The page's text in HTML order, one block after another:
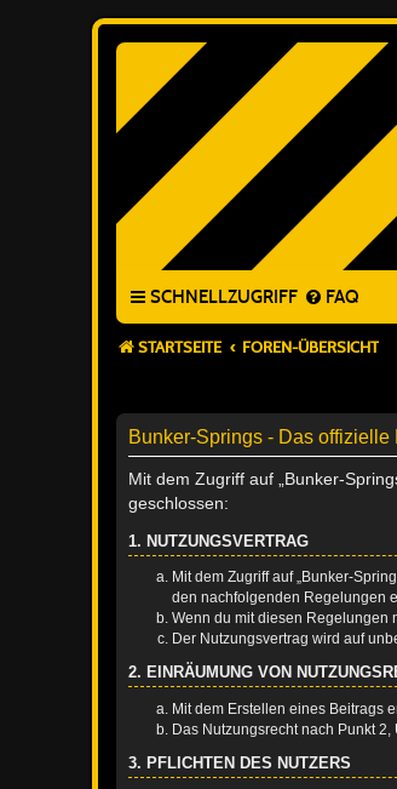
SCHNELLZUGRIFF FAQ
STARTSEITE FOREN-ÜBERSICHT
Bunker-Springs - Das offizielle
Mit dem Zugriff auf „Bunker-
geschlossen:
1. NUTZUNGSVERTRAG
Mit dem Zugriff auf „Bunker-
den nachfolgenden Regelungen
Wenn du mit diesen Regelungen
Der Nutzungsvertrag wird auf
2. EINRÄUMUNG VON
Mit dem Erstellen eines Beitrags
Das Nutzungsrecht nach Punkt
3. PFLICHTEN DES NUTZERS